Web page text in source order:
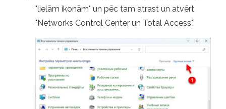
"lielām ikonām" un pēc tam atrast un atvērt
"Networks Control Center un Total Access".